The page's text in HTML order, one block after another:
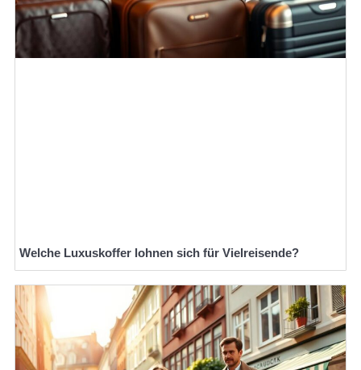
Welche Luxuskoffer lohnen sich für Vielreisende?